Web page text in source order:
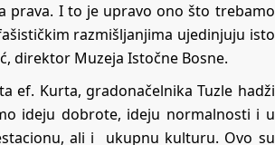
prava. I to je upravo ono što trebamo
razmišljanjima ujedinjuju isto
direktor Muzeja Istočne Bosne.
ef. Kurta, gradonačelnika Tuzle hadži
ideju dobrote, ideju normalnosti i u
ali i ukupnu kulturu. Ovo su